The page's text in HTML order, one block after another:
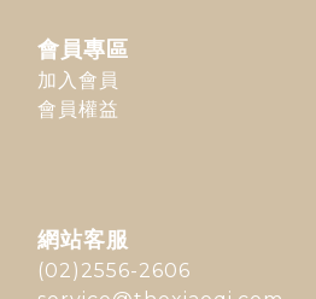
會員專區
加入會員
會員權益
網站客服
(02)2556-2606